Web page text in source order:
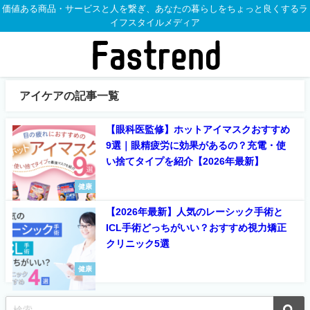
価値ある商品・サービスと人を繋ぎ、あなたの暮らしをちょっと良くするラ
イフスタイルメディア
アイケアの記事一覧
健康
【眼科医監修】ホットアイマスクおすすめ
9選｜眼精疲労に効果があるの？充電・使
い捨てタイプを紹介【2026年最新】
健康
【2026年最新】人気のレーシック手術と
ICL手術どっちがいい？おすすめ視力矯正
クリニック5選